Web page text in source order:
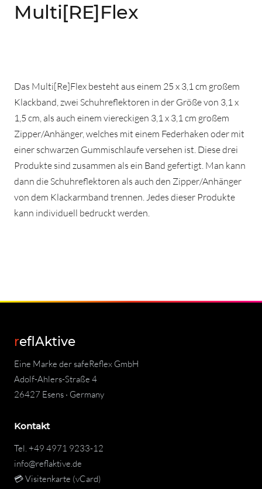
Multi[RE]Flex
Das Multi[Re]Flex besteht aus einem 25 x 3,1 cm großem
Klackband, zwei Schuhreflektoren in der Größe von 3,1 x
1,5 cm, als auch einem viereckigen 3,1 x 3,1 cm großem
Zipper/Anhänger, welches mit einem Federhaken oder mit
einer schwarzen Gummischlaufe versehen ist. Diese drei
Produkte sind zusammen als ein Band gefertigt. Man kann
dann die Schuhreflektoren als auch den Zipper/Anhänger
von dem Klackarmband trennen. Jedes dieser Produkte
kann individuell bedruckt werden.
reflAktive
Eine Marke der safeReflex GmbH
Adolf-Ahlers-Straße 4
26427 Esens · Germany
Kontakt
Tel. +49 4971 9233-12
info@reflaktive.de
💳 Visitenkarte (vCard)